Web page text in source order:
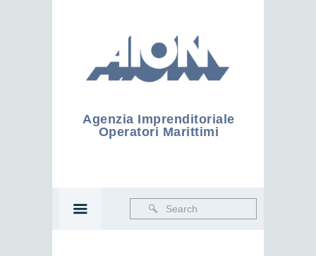
Agenzia Imprenditoriale
Operatori Marittimi